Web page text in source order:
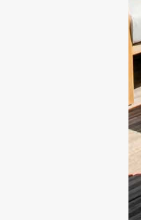
En soumettant ce
du
* Champs obligatoires / Les
l’objet d’un traitement par
sein de notre société aux
et/ou services et de
Conformément à la
disposez notamment des
rectification et d'effacement